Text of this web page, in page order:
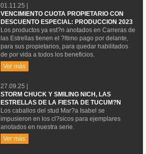
01.11.25 |
VENCIMIENTO CUOTA PROPIETARIO CON
DESCUENTO ESPECIAL: PRODUCCION 2023
Los productos ya est?n anotados en Carreras de
las Estrellas tienen el ?ltimo pago por delante,
para sus propietarios, para quedar habilitados
de por vida a todos los beneficios.
Ver más
27.09.25 |
STORM CHUCK Y SMILING NICH, LAS
ESTRELLAS DE LA FIESTA DE TUCUM?N
Los caballos del stud Mar?a Isabel se
impusieron en los cl?sicos para ejemplares
anotados en nuestra serie.
Ver más